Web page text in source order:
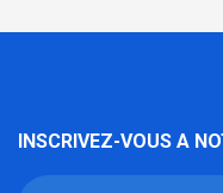
INSCRIVEZ-VOUS A